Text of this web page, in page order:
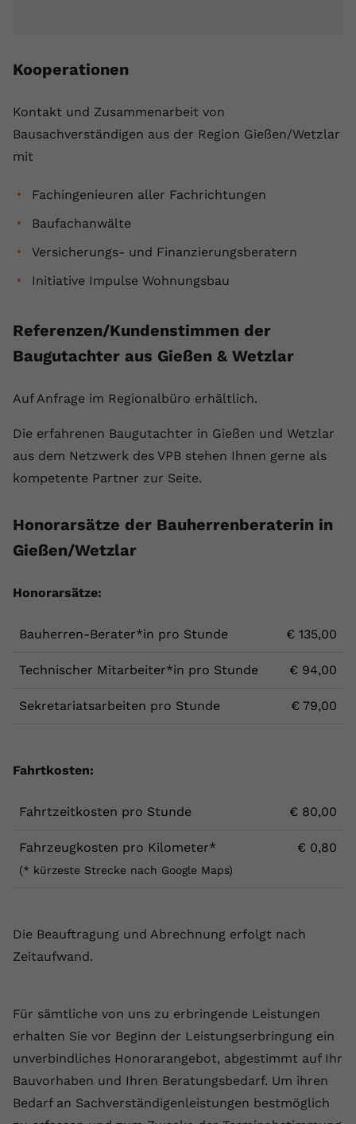
Kooperationen
Kontakt und Zusammenarbeit von
Bausachverständigen aus der Region Gießen/Wetzlar
mit
Fachingenieuren aller Fachrichtungen
Baufachanwälte
Versicherungs- und Finanzierungsberatern
Initiative Impulse Wohnungsbau
Referenzen/Kundenstimmen der
Baugutachter aus Gießen & Wetzlar
Auf Anfrage im Regionalbüro erhältlich.
Die erfahrenen Baugutachter in Gießen und Wetzlar
aus dem Netzwerk des VPB stehen Ihnen gerne als
kompetente Partner zur Seite.
Honorarsätze der Bauherrenberaterin in
Gießen/Wetzlar
Honorarsätze:
Bauherren-Berater*in pro Stunde € 135,00
Technischer Mitarbeiter*in pro Stunde € 94,00
Sekretariatsarbeiten pro Stunde € 79,00
Fahrtkosten:
Fahrtzeitkosten pro Stunde € 80,00
Fahrzeugkosten pro Kilometer*
(* kürzeste Strecke nach Google Maps)
€ 0,80
Die Beauftragung und Abrechnung erfolgt nach
Zeitaufwand.
Für sämtliche von uns zu erbringende Leistungen
erhalten Sie vor Beginn der Leistungserbringung ein
unverbindliches Honorarangebot, abgestimmt auf Ihr
Bauvorhaben und Ihren Beratungsbedarf. Um ihren
Bedarf an Sachverständigenleistungen bestmöglich